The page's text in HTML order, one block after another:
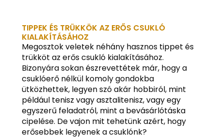
TIPPEK ÉS TRÜKKÖK AZ ERŐS CSUKLÓ
KIALAKÍTÁSÁHOZ
Megosztok veletek néhány hasznos tippet és
trükköt az erős csukló kialakításához.
Bizonyára sokan észrevettétek már, hogy a
csuklóerő nélkül komoly gondokba
ütközhettek, legyen szó akár hobbiról, mint
például tenisz vagy asztalitenisz, vagy egy
egyszerű feladatról, mint a bevásárlótáska
cipelése. De vajon mit tehetünk azért, hogy
erősebbek legyenek a csuklónk?